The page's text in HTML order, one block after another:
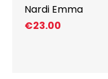
Nardi Emma
€23.00